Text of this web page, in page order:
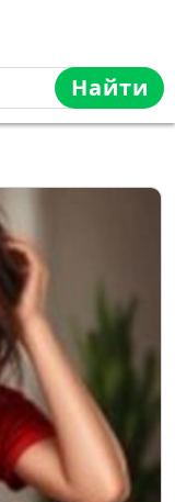
Найти